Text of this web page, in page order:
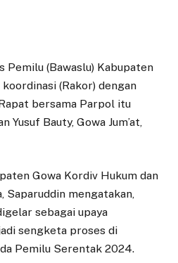
Pemilu (Bawaslu) Kabupaten
(Rakor) dengan
bersama Parpol itu
Yusuf Bauty, Gowa Jum’at,
Gowa Kordiv Hukum dan
Saparuddin mengatakan,
sebagai upaya
sengketa proses di
Pemilu Serentak 2024.